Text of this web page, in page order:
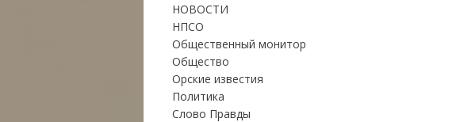
НОВОСТИ
НПСО
Общественный монитор
Общество
Орские известия
Политика
Слово Правды